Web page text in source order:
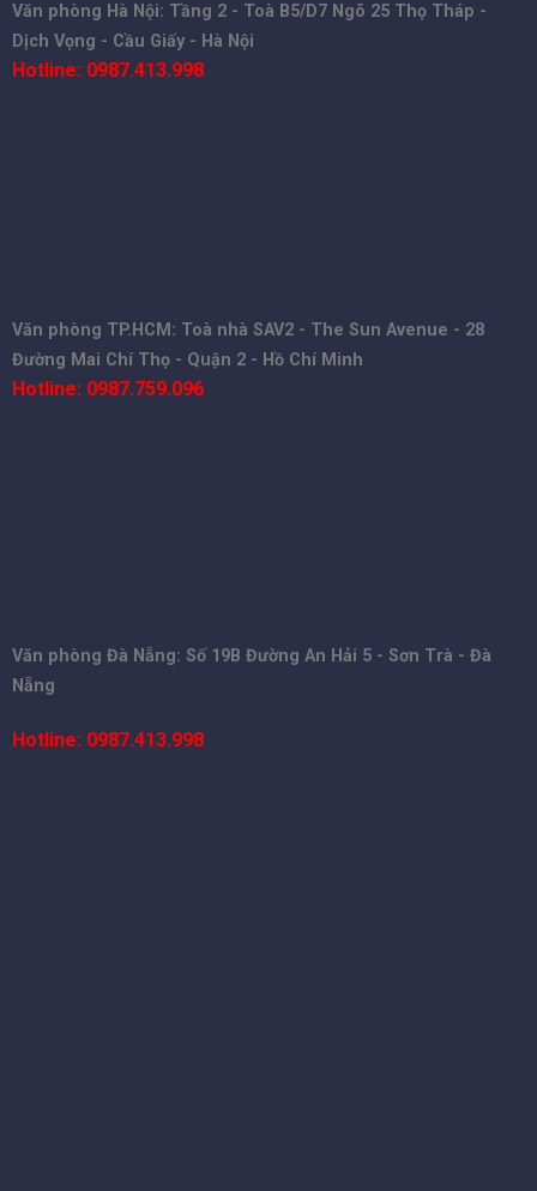
Văn phòng Hà Nội: Tầng 2 - Toà B5/D7 Ngõ 25 Thọ Tháp -
Dịch Vọng - Cầu Giấy - Hà Nội
Hotline: 0987.413.998
Văn phòng TP.HCM: Toà nhà SAV2 - The Sun Avenue - 28
Đường Mai Chí Thọ - Quận 2 - Hồ Chí Minh
Hotline: 0987.759.096
Văn phòng Đà Nẵng: Số 19B Đường An Hải 5 - Sơn Trà - Đà
Nẵng
Hotline: 0987.413.998